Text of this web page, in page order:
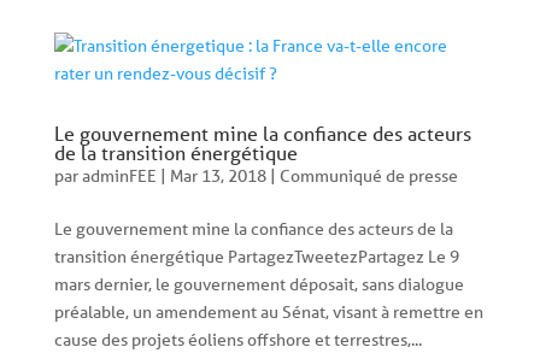
Le gouvernement mine la confiance des acteurs
de la transition énergétique
paradminFEE | Mar 13, 2018| Communiqué de presse
Le gouvernement mine la confiance des acteurs de la
transition énergétique PartagezTweetezPartagez Le 9
mars dernier, le gouvernement déposait, sans dialogue
préalable, un amendement au Sénat, visant à remettre en
cause des projets éoliens offshore et terrestres,...